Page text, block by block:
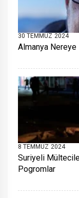
30 TEMMUZ 2024
Almanya
8 TEMMUZ 2024
Suriyeli
Pogromlar